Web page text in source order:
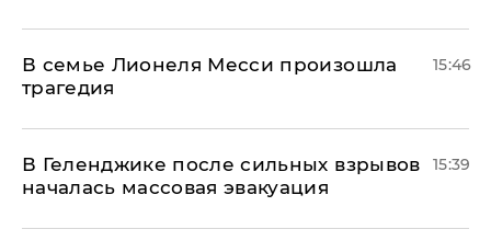
В семье Лионеля Месси произошла
трагедия
15:46
В Геленджике после сильных взрывов
началась массовая эвакуация
15:39